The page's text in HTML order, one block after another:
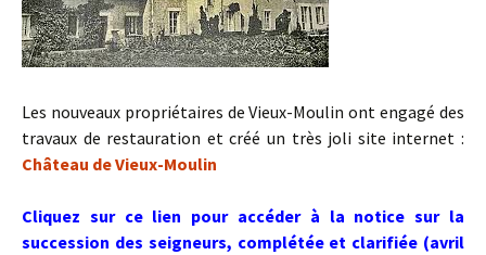
Les nouveaux propriétaires de Vieux-Moulin ont engagé des
travaux de restauration et créé un très joli site internet :
Château de Vieux-Moulin
Cliquez sur ce lien pour accéder à la notice sur la
succession des seigneurs, complétée et clarifiée (avril